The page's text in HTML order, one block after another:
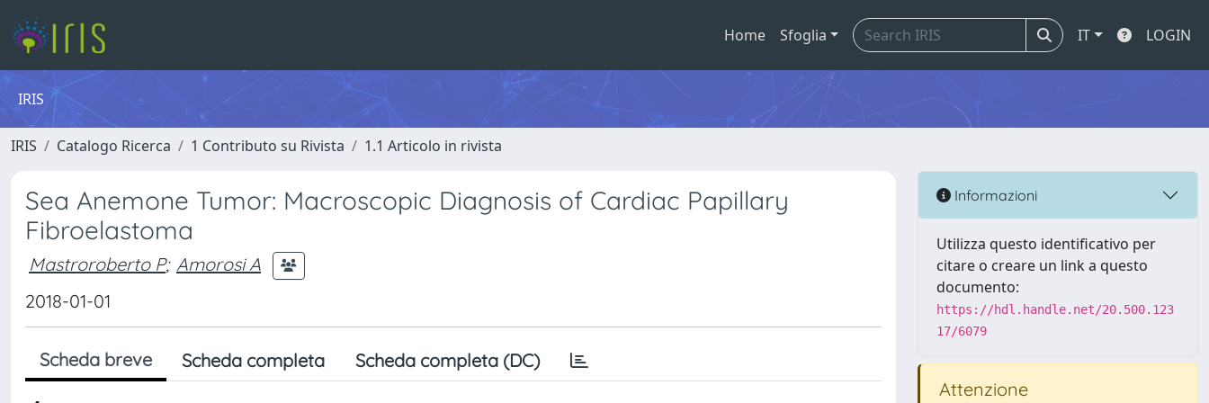
Home Sfoglia IT LOGIN
IRIS
IRIS Catalogo Ricerca 1 Contributo su Rivista 1.1 Articolo in rivista
Sea Anemone Tumor: Macroscopic Diagnosis of Cardiac Papillary
Fibroelastoma
Mastroroberto P; Amorosi A
2018-01-01
Scheda breve Scheda completa Scheda completa (DC)
Informazioni
Utilizza questo identificativo per
citare o creare un link a questo
documento:
https://hdl.handle.net/20.500.123
17/6079
Attenzione